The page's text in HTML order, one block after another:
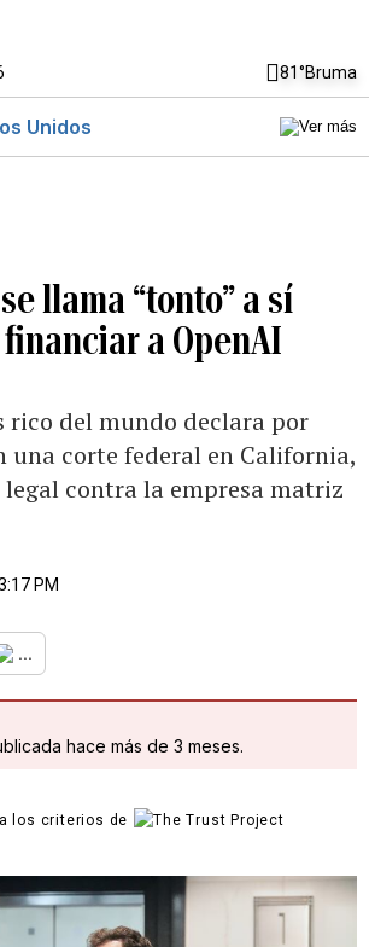
81°Bruma
Unidos
llama “tonto” a sí
a OpenAI
rico del mundo declara por
una corte federal en California,
contra la empresa matriz
PM
...
hace más de 3 meses.
los criterios de